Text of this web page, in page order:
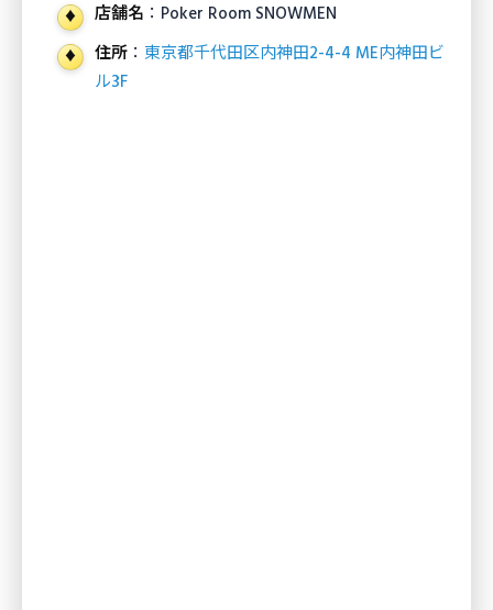
店舗名 ：Poker Room SNOWMEN
住所 ： 東京都千代田区内神田2-4-4 ME内神田ビ
ル3F